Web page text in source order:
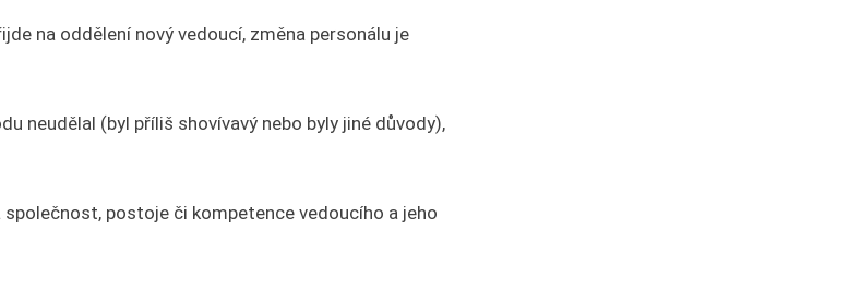
na oddělení nový vedoucí, změna personálu je
neudělal (byl příliš shovívavý nebo byly jiné důvody),
postoje či kompetence vedoucího a jeho